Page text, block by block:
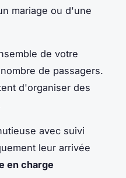
mariage ou d'une
de votre
de passagers.
d'organiser des
avec suivi
leur arrivée
en charge